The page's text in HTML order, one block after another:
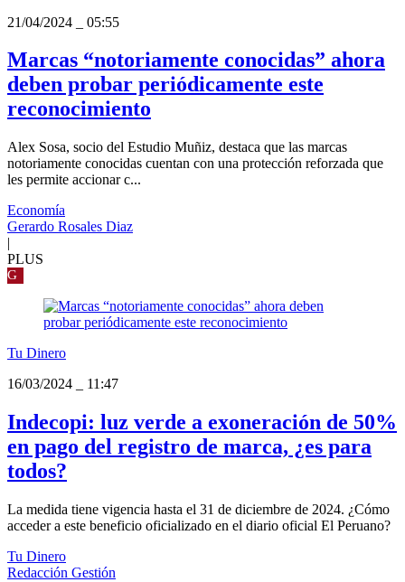
21/04/2024
05:55
Marcas “notoriamente conocidas” ahora
deben probar periódicamente este
reconocimiento
Alex Sosa, socio del Estudio Muñiz, destaca que las marcas
notoriamente conocidas cuentan con una protección reforzada que
les permite accionar c...
Economía
Gerardo Rosales Diaz
|
PLUS
G
Tu Dinero
16/03/2024
11:47
Indecopi: luz verde a exoneración de 50%
en pago del registro de marca, ¿es para
todos?
La medida tiene vigencia hasta el 31 de diciembre de 2024. ¿Cómo
acceder a este beneficio oficializado en el diario oficial El Peruano?
Tu Dinero
Redacción Gestión